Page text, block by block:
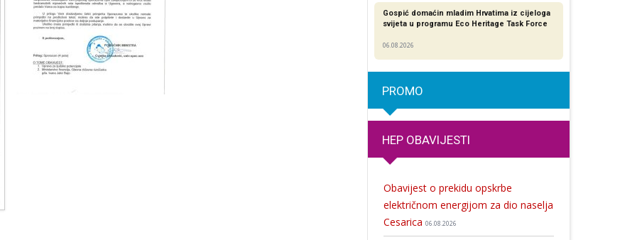
Gospić domaćin mladim Hrvatima iz cijeloga
svijeta u programu Eco Heritage Task Force
06.08.2026
PROMO
HEP OBAVIJESTI
Obavijest o prekidu opskrbe
električnom energijom za dio naselja
Cesarica 06.08.2026